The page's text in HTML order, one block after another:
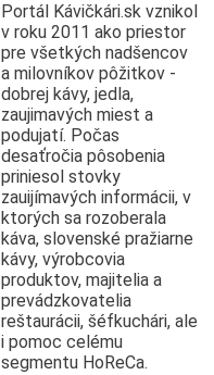
Portál Kávičkári.sk vznikol
v roku 2011 ako priestor
pre všetkých nadšencov
a milovníkov pôžitkov -
dobrej kávy, jedla,
zaujimavých miest a
podujatí. Počas
desaťročia pôsobenia
priniesol stovky
zauijímavých informácii, v
ktorých sa rozoberala
káva, slovenské pražiarne
kávy, výrobcovia
produktov, majitelia a
prevádzkovatelia
reštaurácii, šéfkuchári, ale
i pomoc celému
segmentu HoReCa.